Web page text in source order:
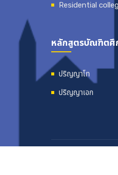
Residential
หลักสูตรบัณฑิตศึ
ปริญญาโท
ปริญญาเอก